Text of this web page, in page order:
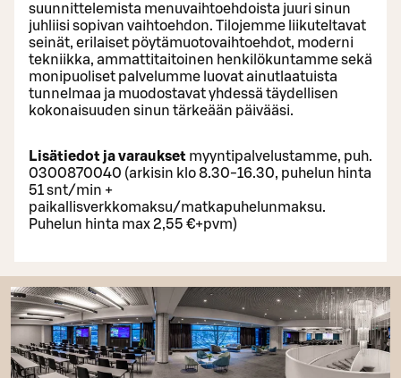
suunnittelemista menuvaihtoehdoista juuri sinun
juhliisi sopivan vaihtoehdon. Tilojemme liikuteltavat
seinät, erilaiset pöytämuotovaihtoehdot, moderni
tekniikka, ammattitaitoinen henkilökuntamme sekä
monipuoliset palvelumme luovat ainutlaatuista
tunnelmaa ja muodostavat yhdessä täydellisen
kokonaisuuden sinun tärkeään päivääsi.
Lisätiedot ja varaukset myyntipalvelustamme, puh.
0300870040 (arkisin klo 8.30-16.30, puhelun hinta
51 snt/min +
paikallisverkkomaksu/matkapuhelunmaksu.
Puhelun hinta max 2,55 €+pvm)